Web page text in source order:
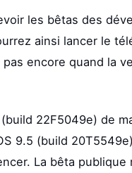
les bêtas des
ainsi lancer le
encore quand la
22F5049e) de
9.5 (build
La bêta publique